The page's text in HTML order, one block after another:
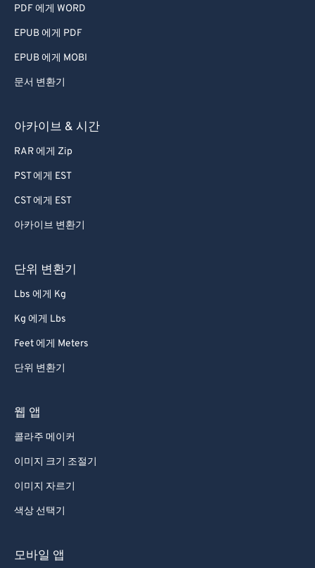
PDF 에게 WORD
EPUB 에게 PDF
EPUB 에게 MOBI
문서 변환기
아카이브 & 시간
RAR 에게 Zip
PST 에게 EST
CST 에게 EST
아카이브 변환기
단위 변환기
Lbs 에게 Kg
Kg 에게 Lbs
Feet 에게 Meters
단위 변환기
웹 앱
콜라주 메이커
이미지 크기 조절기
이미지 자르기
색상 선택기
모바일 앱